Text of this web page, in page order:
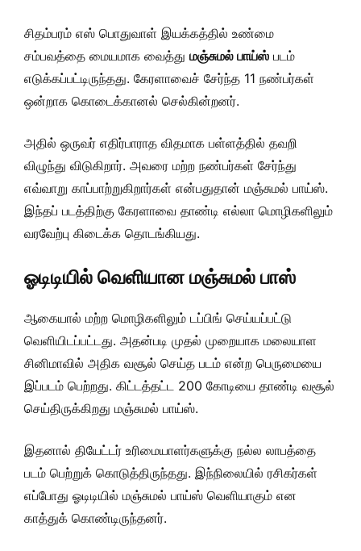
சிதம்பரம் எஸ் பொதுவாள் இயக்கத்தில் உண்மை
சம்பவத்தை மையமாக வைத்து மஞ்சுமல் பாய்ஸ் படம்
எடுக்கப்பட்டிருந்தது. கேரளாவைச் சேர்ந்த 11 நண்பர்கள்
ஒன்றாக கொடைக்கானல் செல்கின்றனர்.
அதில் ஒருவர் எதிர்பாராத விதமாக பள்ளத்தில் தவறி
விழுந்து விடுகிறார். அவரை மற்ற நண்பர்கள் சேர்ந்து
எவ்வாறு காப்பாற்றுகிறார்கள் என்பதுதான் மஞ்சுமல் பாய்ஸ்.
இந்தப் படத்திற்கு கேரளாவை தாண்டி எல்லா மொழிகளிலும்
வரவேற்பு கிடைக்க தொடங்கியது.
ஓடிடியில் வெளியான மஞ்சுமல் பாஸ்
ஆகையால் மற்ற மொழிகளிலும் டப்பிங் செய்யப்பட்டு
வெளியிடப்பட்டது. அதன்படி முதல் முறையாக மலையாள
சினிமாவில் அதிக வசூல் செய்த படம் என்ற பெருமையை
இப்படம் பெற்றது. கிட்டத்தட்ட 200 கோடியை தாண்டி வசூல்
செய்திருக்கிறது மஞ்சுமல் பாய்ஸ்.
இதனால் தியேட்டர் உரிமையாளர்களுக்கு நல்ல லாபத்தை
படம் பெற்றுக் கொடுத்திருந்தது. இந்நிலையில் ரசிகர்கள்
எப்போது ஓடிடியில் மஞ்சுமல் பாய்ஸ் வெளியாகும் என
காத்துக் கொண்டிருந்தனர்.